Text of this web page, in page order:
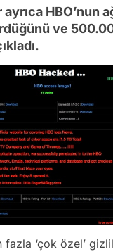
HBO’nun
ve
fazla ‘çok özel’